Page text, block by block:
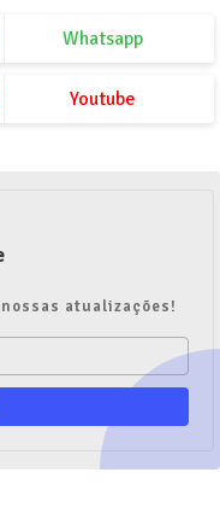
Whatsapp
Youtube
atualizações!